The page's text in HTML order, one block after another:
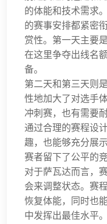
的体能和技术需求
的赛事安排都紧密
赏性。第一天主要
在这里争夺出线名
备。
第二天和第三天则
性地加大了对选手
冲刺赛，也有需要
通过合理的赛程设
趣，也能够充分展
赛者留下了公平的
对于萨瓦达而言，
会来调整状态。赛
恢复体能，同时也
中发挥出最佳水平